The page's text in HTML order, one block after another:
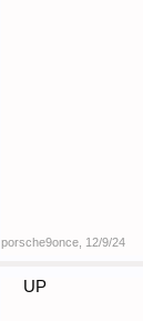
porsche9once 12/9/24
UP